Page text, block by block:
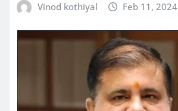
Vinod kothiyal Feb 11, 2024